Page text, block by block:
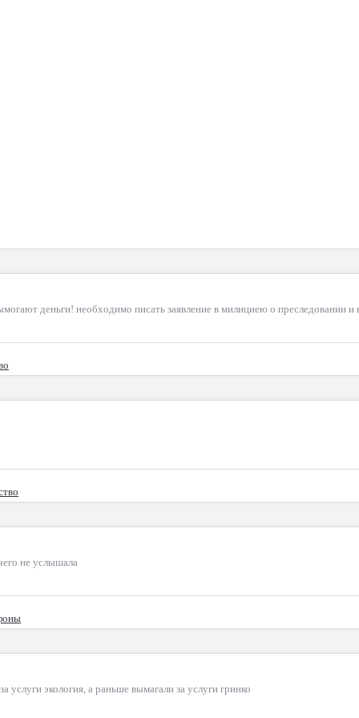
деньги! необходимо писать заявление в милициею о преследовании и
не услышала
экология, а раньше вымагали за услуги гринко